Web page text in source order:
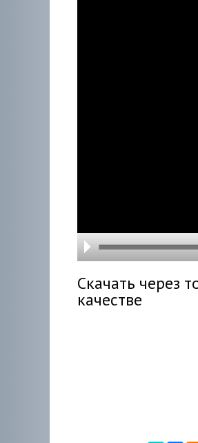
Скачать через
качестве